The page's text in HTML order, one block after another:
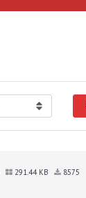
291.44 KB
8575